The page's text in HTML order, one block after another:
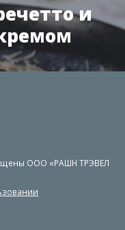
и
ООО «РАШН ТРЭВЕЛ